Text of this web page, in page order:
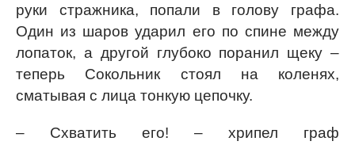
руки стражника, попали в голову графа.
Один из шаров ударил его по спине между
лопаток, а другой глубоко поранил щеку –
теперь Сокольник стоял на коленях,
сматывая с лица тонкую цепочку.
– Схватить его! – хрипел граф